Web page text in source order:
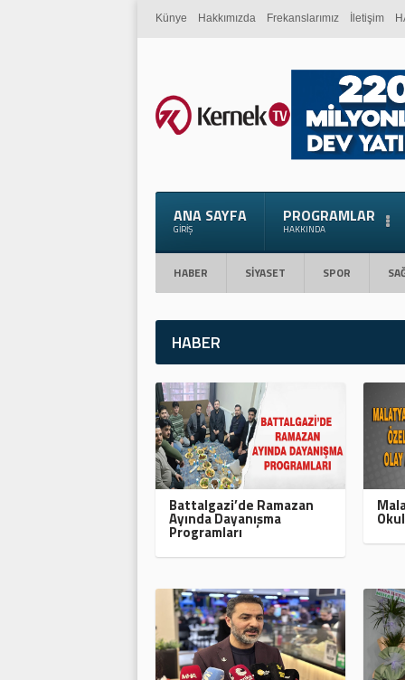
Künye Hakkımızda Frekanslarımız İletişim
ANA SAYFA
GIRIŞ
PROGRAMLAR
HAKKINDA
HABER SİYASET SPOR
HABER
Battalgazi’de Ramazan
Ayında Dayanışma
Programları